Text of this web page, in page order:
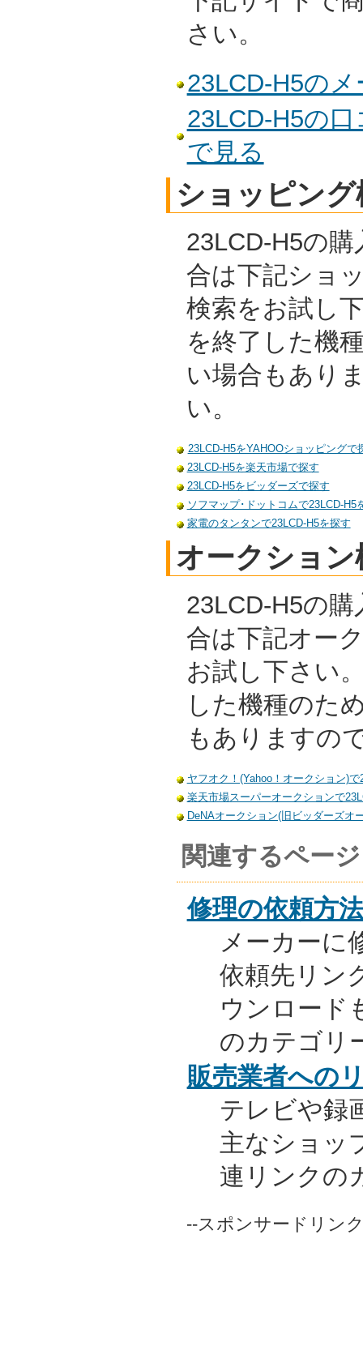
さい。
23LCD-H5の
23LCD-H5の
で見る
ショッピング
23LCD-H5の
合は下記ショ
検索をお試し
を終了した機
い場合もあり
い。
23LCD-H5をYAHOOショッピングで
23LCD-H5を楽天市場で探す
23LCD-H5をビッダーズで探す
ソフマップ･ドットコムで23LCD-H5
家電のタンタンで23LCD-H5を探す
オークション
23LCD-H5の
合は下記オー
お試し下さい
した機種のた
もありますの
ヤフオク！(Yahoo！オークション)で
楽天市場スーパーオークションで
DeNAオークション(旧ビッダーズオ
関連するページ
修理の依頼方法
メーカーに
依頼先リン
ウンロード
のカテゴリ
販売業者への
テレビや録
主なショッ
連リンクの
--スポンサードリン